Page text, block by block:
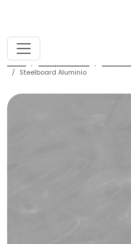
home fronty meblowe
Steelboard Aluminio